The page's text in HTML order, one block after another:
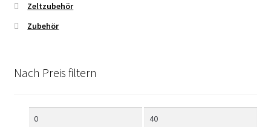
Zeltzubehör
Zubehör
Nach Preis filtern
Min.
Max.